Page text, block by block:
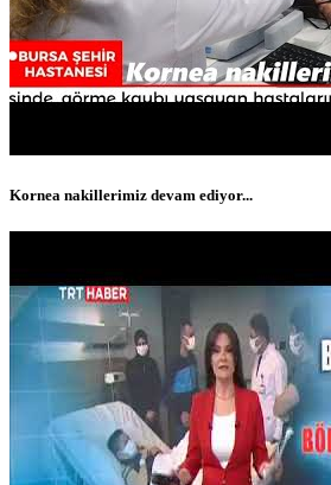
Kornea nakillerimiz devam ediyor...